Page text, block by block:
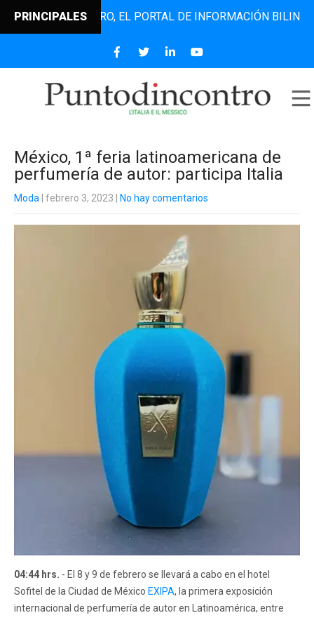
PRINCIPALES EL PORTAL DE INFORMACIÓN BILINGÜE
México, 1ª feria latinoamericana de
perfumería de autor: participa Italia
Moda | febrero 3, 2023 No hay comentarios
04:44 hrs. - El 8 y 9 de febrero se llevará a cabo en el hotel
Sofitel de la Ciudad de México EXIPA, la primera exposición
internacional de perfumería de autor en Latinoamérica, entre